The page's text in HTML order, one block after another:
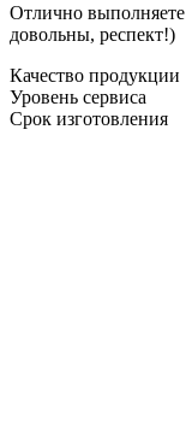
Отлично выполняете
довольны, респект!)
Качество продукции
Уровень сервиса
Срок изготовления